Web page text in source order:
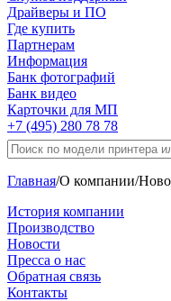
Драйверы и ПО
Где купить
Партнерам
Информация
Банк фотографий
Банк видео
Карточки для МП
+7 (495) 280 78 78
Главная/О компании/
История компании
Производство
Новости
Пресса о нас
Обратная связь
Контакты